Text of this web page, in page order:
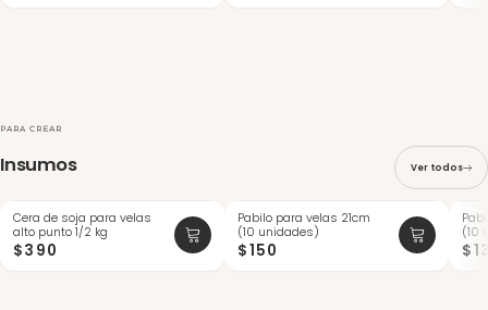
PARA CREAR
Insumos Ver todos
ÚLTIMAS
Cera de soja para velas
alto punto 1/2 kg
$390
Pabilo para velas 21cm
(10 unidades)
$150
(10